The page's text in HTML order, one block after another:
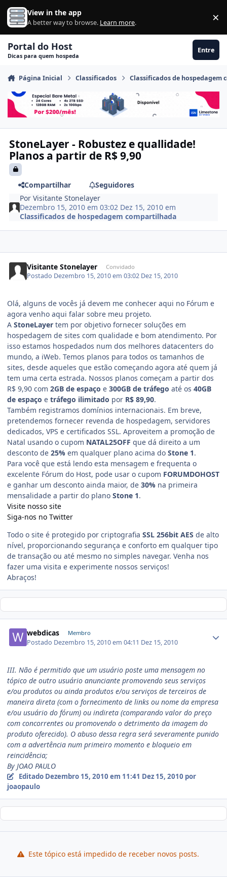
Ir para conteúdo
View in the app
A better way to browse. Learn more. ×
Portal do Host
Dicas para quem hospeda
Entre
Página Inicial Classificados Classificados de hospedagem
StoneLayer - Robustez e quallidade!
Planos a partir de R$ 9,90
Compartilhar
Seguidores
PorVisitante Stonelayer
Dezembro 15, 2010 em 03:02 Dez 15, 2010 em
Classificados de hospedagem compartilhada
Visitante Stonelayer Convidado
Postado Dezembro 15, 2010 em 03:02 Dez 15, 2010
Olá, alguns de vocês já devem me conhecer aqui no Fórum e
agora venho aqui falar sobre meu projeto.
A StoneLayer tem por objetivo fornecer soluções em
hospedagem de sites com qualidade e bom atendimento. Por
isso estamos hospedados num dos melhores datacenters do
mundo, a iWeb. Temos planos para todos os tamanhos de
sites, desde aqueles que estão começando agora até quem já
tem uma certa estrada. Nossos planos começam a partir dos
R$ 9,90 com 2GB de espaço e 300GB de tráfego até os 40GB
de espaço e tráfego ilimitado por R$ 89,90.
Também registramos domínios internacionais. Em breve,
pretendemos fornecer revenda de hospedagem, servidores
dedicados, VPS e certificados SSL. Aproveitem a promoção de
Natal usando o cupom NATAL25OFF que dá direito a um
desconto de 25% em qualquer plano acima do Stone 1.
Para você que está lendo esta mensagem e frequenta o
excelente Fórum do Host, pode usar o cupom FORUMDOHOST
e ganhar um desconto ainda maior, de 30% na primeira
mensalidade a partir do plano Stone 1.
Visite nosso site
Siga-nos no Twitter
Todo o site é protegido por criptografia SSL 256bit AES de alto
nível, proporcionando segurança e conforto em qualquer tipo
de transação ou até mesmo no simples navegar. Venha nos
fazer uma visita e experimente nossos serviços!
Abraços!
webdicas Membro
Postado Dezembro 15, 2010 em 04:11 Dez 15, 2010
III. Não é permitido que um usuário poste uma mensagem no
tópico de outro usuário anunciante promovendo seus serviços
e/ou produtos ou ainda produtos e/ou serviços de terceiros de
maneira direta (com o fornecimento de links ou nome da empresa
e/ou usuário do fórum) ou indireta (comparando valor do preço
com concorrentes ou promovendo o detrimento da imagem do
produto oferecido). O abuso dessa regra será severamente punido
com a advertência num primeiro momento e bloqueio em
reincidência;
By JOAO PAULO
Editado Dezembro 15, 2010 em 11:41 Dez 15, 2010 por
joaopaulo
Este tópico está impedido de receber novos posts.